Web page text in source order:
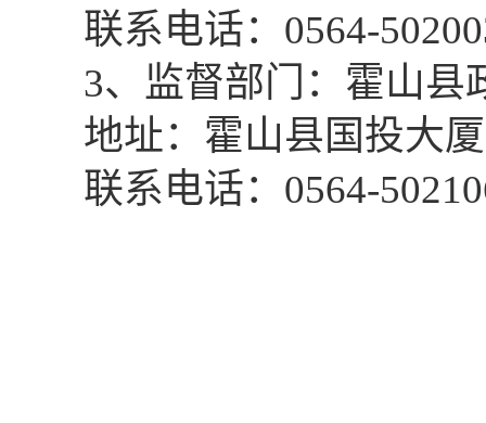
联系电话： 0564-
3、监督部门：霍山县
地址：霍山县国投大厦
联系电话： 0564-